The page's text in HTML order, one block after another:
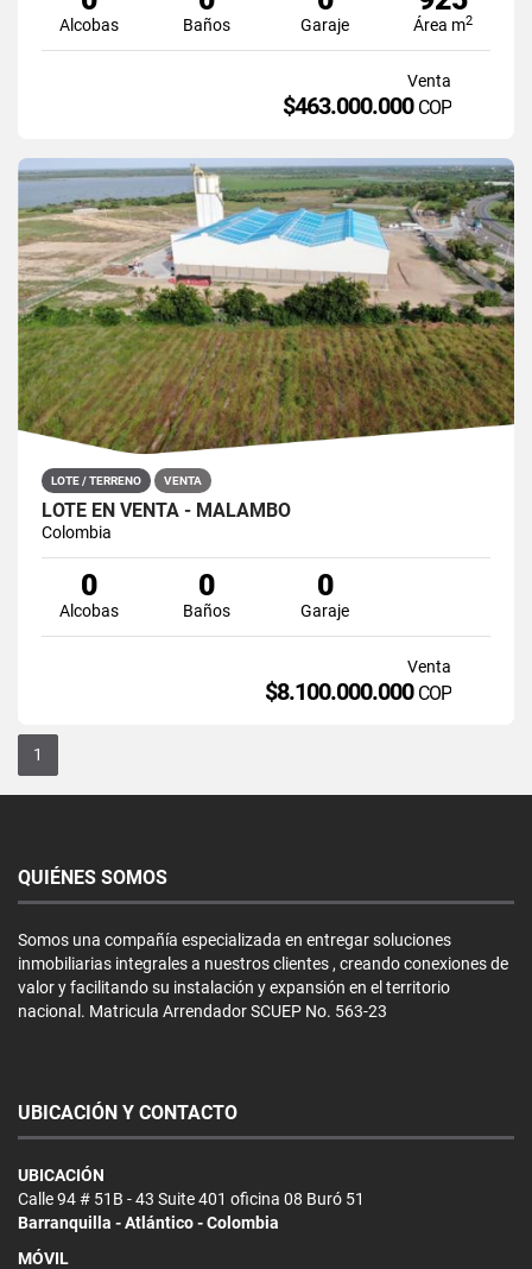
Alcobas Baños Garaje Área m2
Venta
$463.000.000 COP
LOTE / TERRENO VENTA
LOTE EN VENTA - MALAMBO
Colombia
0
Alcobas
0
Baños
0
Garaje
Venta
$8.100.000.000 COP
1
QUIÉNES SOMOS
Somos una compañía especializada en entregar soluciones
inmobiliarias integrales a nuestros clientes , creando conexiones de
valor y facilitando su instalación y expansión en el territorio
nacional. Matricula Arrendador SCUEP No. 563-23
UBICACIÓN Y CONTACTO
UBICACIÓN
Calle 94 # 51B - 43 Suite 401 oficina 08 Buró 51
Barranquilla - Atlántico - Colombia
MÓVIL